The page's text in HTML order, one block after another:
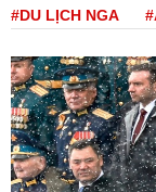
#DU LỊCH NGA